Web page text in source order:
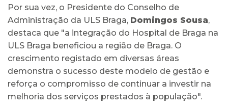
Por sua vez, o Presidente do Conselho de
Administração da ULS Braga, Domingos Sousa,
destaca que "a integração do Hospital de Braga na
ULS Braga beneficiou a região de Braga. O
crescimento registado em diversas áreas
demonstra o sucesso deste modelo de gestão e
reforça o compromisso de continuar a investir na
melhoria dos serviços prestados à população".